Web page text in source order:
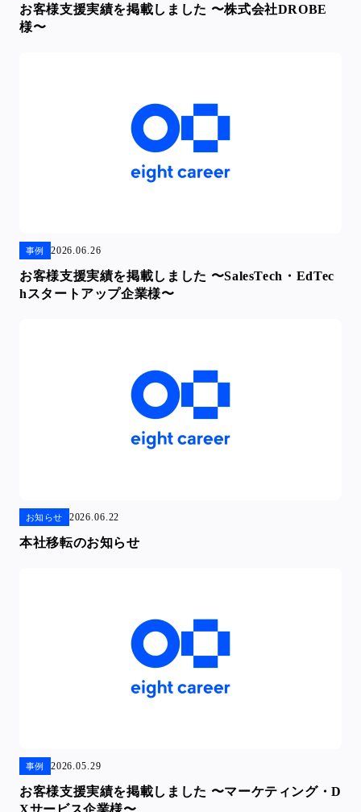
お客様支援実績を掲載しました 〜株式会社DROBE
様〜
事例 2026.06.26
お客様支援実績を掲載しました 〜SalesTech・EdTec
hスタートアップ企業様〜
お知らせ 2026.06.22
本社移転のお知らせ
事例 2026.05.29
お客様支援実績を掲載しました 〜マーケティング・D